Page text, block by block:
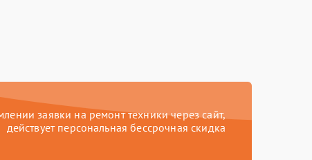
заявки на ремонт техники через сайт,
действует персональная бессрочная скидка